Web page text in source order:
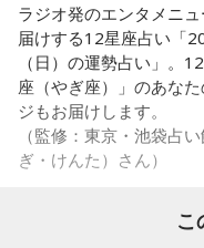
長野「はい」
角谷「党をリセットし
う。そうでなければ、
てあったはず。公明の
ない、ということにな
長野 「ぜひ教えてくだ
者にとっても良くない
角谷「1つ目、立憲の落
ヒアリングばかりして
なければいけない。そ
きた中道で、お互いの
ほど、公明党は自民党
ラジオ発のエンタメニ
届けする12星座占い「
（日）の運勢占い」。
座（やぎ座）」のあな
ジもお届けします。
（監修：東京・池袋占
ぎ・けんた）さん）
こ